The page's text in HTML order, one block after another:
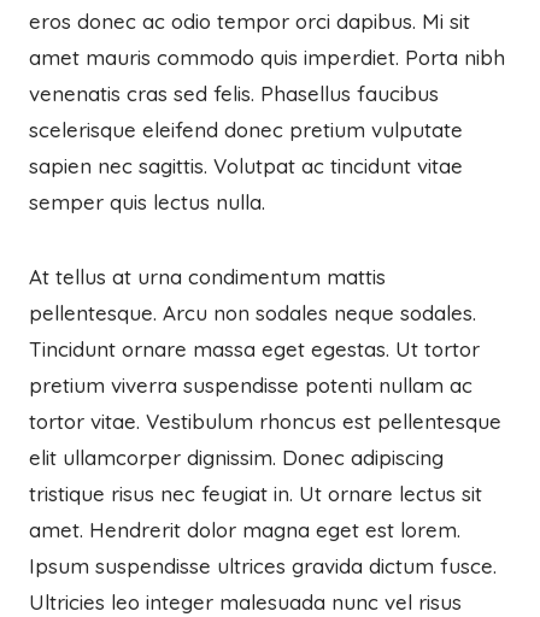
eros donec ac odio tempor orci dapibus. Mi sit
amet mauris commodo quis imperdiet. Porta nibh
venenatis cras sed felis. Phasellus faucibus
scelerisque eleifend donec pretium vulputate
sapien nec sagittis. Volutpat ac tincidunt vitae
semper quis lectus nulla.
At tellus at urna condimentum mattis
pellentesque. Arcu non sodales neque sodales.
Tincidunt ornare massa eget egestas. Ut tortor
pretium viverra suspendisse potenti nullam ac
tortor vitae. Vestibulum rhoncus est pellentesque
elit ullamcorper dignissim. Donec adipiscing
tristique risus nec feugiat in. Ut ornare lectus sit
amet. Hendrerit dolor magna eget est lorem.
Ipsum suspendisse ultrices gravida dictum fusce.
Ultricies leo integer malesuada nunc vel risus